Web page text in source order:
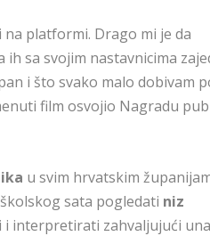
platformi. Drago mi je da
sa svojim nastavnicima
i što svako malo dobivam
film osvojio Nagradu
u svim hrvatskim
sata pogledati niz
i interpretirati zahvaljujući